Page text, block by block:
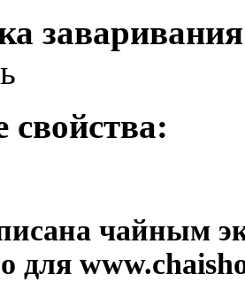
заваривания
свойства:
чайным
для